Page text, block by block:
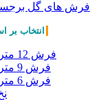
فرش های گل
انتخاب بر
فرش 12 متری
فرش 9 متری
فرش 6 متری